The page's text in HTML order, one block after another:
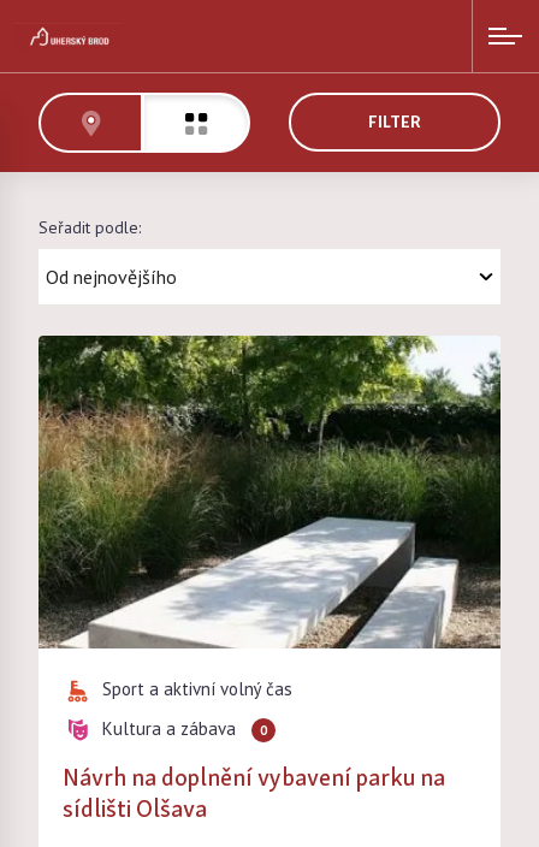
FILTER
Seřadit podle:
Sport a aktivní volný čas
Kultura a zábava
0
Návrh na doplnění vybavení parku na
sídlišti Olšava